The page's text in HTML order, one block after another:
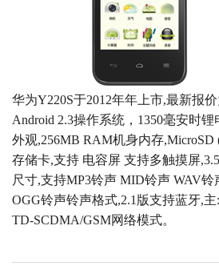
华为Y220S于2012年年上市,最新报
Android 2.3操作系统，1350毫安时
外观,256MB RAM机身内存,MicroSD
存储卡,支持 电容屏 支持多触摸屏
尺寸,支持MP3铃声 MID铃声 WAV
OGG铃声铃声格式,2.1版支持蓝牙,
TD-SCDMA/GSM网络模式。